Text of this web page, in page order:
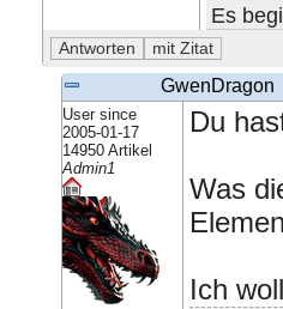
Es
GwenDragon
User since
2005-01-17
14950 Artikel
Admin1
Du
Was
Ich